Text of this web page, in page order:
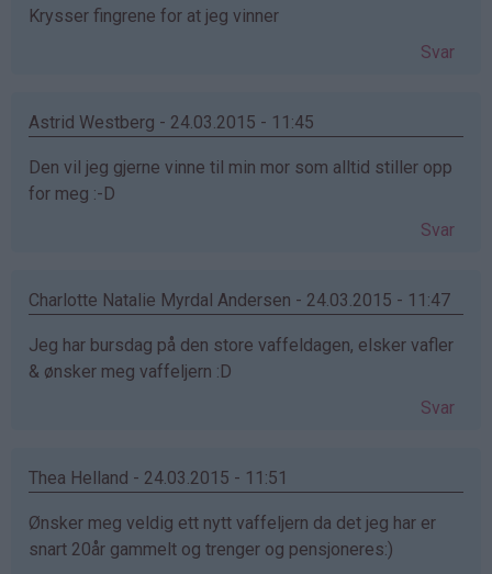
Krysser fingrene for at jeg vinner
Svar
Astrid Westberg - 24.03.2015 - 11:45
Den vil jeg gjerne vinne til min mor som alltid stiller opp
for meg :-D
Svar
Charlotte Natalie Myrdal Andersen - 24.03.2015 - 11:47
Jeg har bursdag på den store vaffeldagen, elsker vafler
& ønsker meg vaffeljern :D
Svar
Thea Helland - 24.03.2015 - 11:51
Ønsker meg veldig ett nytt vaffeljern da det jeg har er
snart 20år gammelt og trenger og pensjoneres:)